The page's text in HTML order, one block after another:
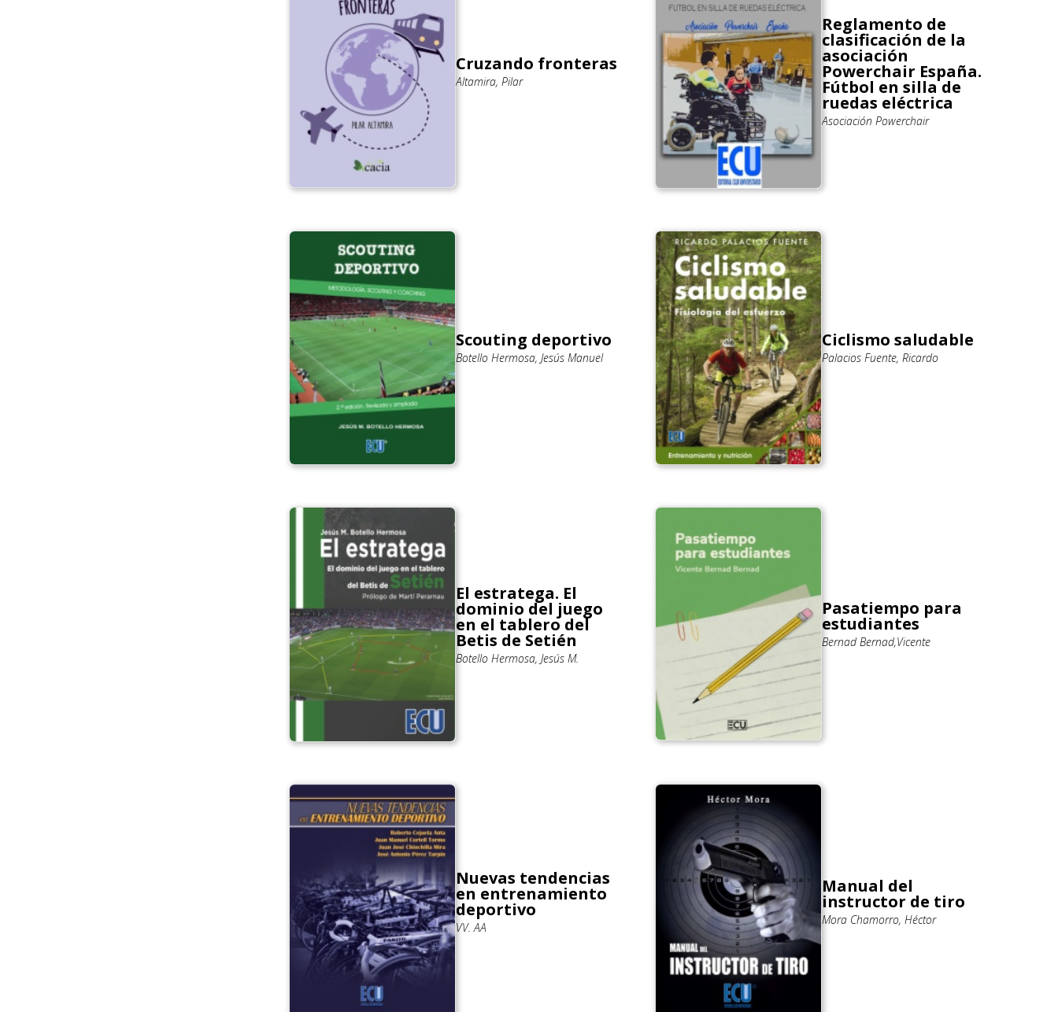
Cruzando fronteras
Altamira, Pilar
Reglamento de
clasificación de la
asociación
Powerchair España.
Fútbol en silla de
ruedas eléctrica
Asociación Powerchair
Scouting deportivo
Botello Hermosa, Jesús Manuel
Ciclismo saludable
Palacios Fuente, Ricardo
El estratega. El
dominio del juego
en el tablero del
Betis de Setién
Botello Hermosa, Jesús M.
Pasatiempo para
estudiantes
Bernad Bernad,Vicente
Nuevas tendencias
en entrenamiento
deportivo
VV. AA
Manual del
instructor de tiro
Mora Chamorro, Héctor